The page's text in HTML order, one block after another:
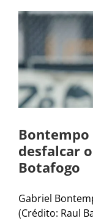
Bontempo
desfalcar
Botafogo
Gabriel
(Crédito: Raul